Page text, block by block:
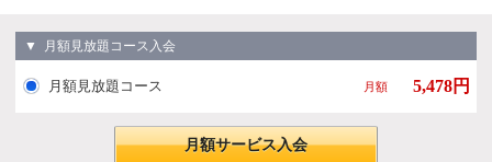
▼ 月額見放題コース入会
月額見放題コース 月額 5,478円
月額サービス入会